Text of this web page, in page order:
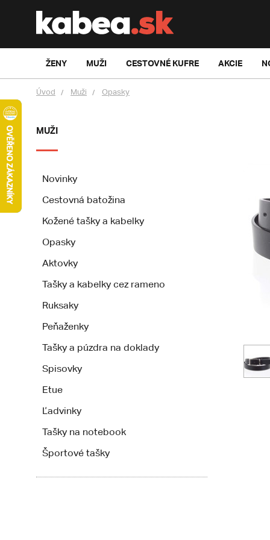
ŽENY MUŽI CESTOVNÉ KUFRE AKCIE
Úvod Muži Opasky
MUŽI
Novinky
Cestovná batožina
Kožené tašky a kabelky
Opasky
Aktovky
Tašky a kabelky cez rameno
Ruksaky
Peňaženky
Tašky a púzdra na doklady
Spisovky
Etue
Ľadvinky
Tašky na notebook
Športové tašky